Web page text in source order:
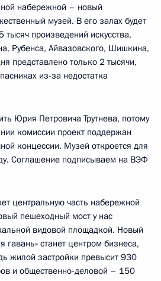
набережной – новый
музей. В его залах будет
произведений искусства,
Рубенса, Айвазовского, Шишкина,
представлено только 2 тысячи,
из-за недостатка
Юрия Петровича Трутнева, потому
комиссии проект поддержан
концессии. Музей откроется для
Соглашение подписываем на ВЭФ
центральную часть набережной
пешеходный мост у нас
видовой площадкой. Новый
гавань» станет центром бизнеса,
жилой застройки превысит 930
и общественно-деловой – 150